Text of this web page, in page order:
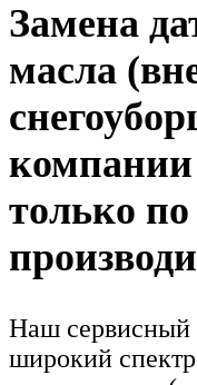
Замена
масла
компании
только
Наш сервисный
широкий